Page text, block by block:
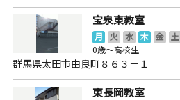
宝泉東教室
月 火 水 木 金 土
0歳～高校生
群馬県太田市由良町８６３－１
東長岡教室